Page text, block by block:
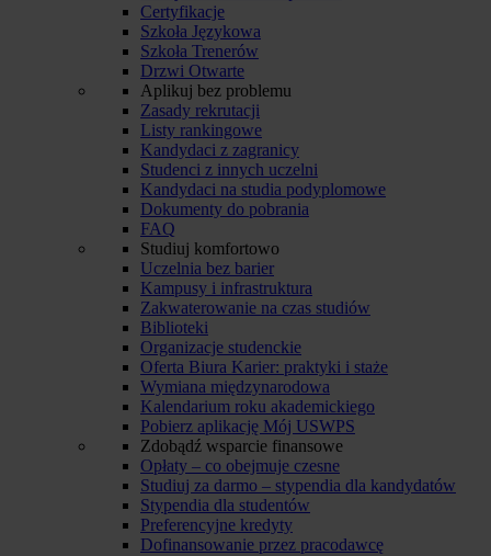
Certyfikacje
Szkoła Językowa
Szkoła Trenerów
Drzwi Otwarte
Aplikuj bez problemu
Zasady rekrutacji
Listy rankingowe
Kandydaci z zagranicy
Studenci z innych uczelni
Kandydaci na studia podyplomowe
Dokumenty do pobrania
FAQ
Studiuj komfortowo
Uczelnia bez barier
Kampusy i infrastruktura
Zakwaterowanie na czas studiów
Biblioteki
Organizacje studenckie
Oferta Biura Karier: praktyki i staże
Wymiana międzynarodowa
Kalendarium roku akademickiego
Pobierz aplikację Mój USWPS
Zdobądź wsparcie finansowe
Opłaty – co obejmuje czesne
Studiuj za darmo – stypendia dla kandydatów
Stypendia dla studentów
Preferencyjne kredyty
Dofinansowanie przez pracodawcę